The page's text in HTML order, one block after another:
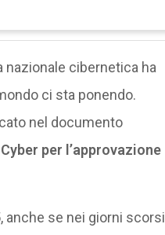
nazionale cibernetica ha
ci sta ponendo.
nel documento
per l’approvazione
anche se nei giorni scorsi